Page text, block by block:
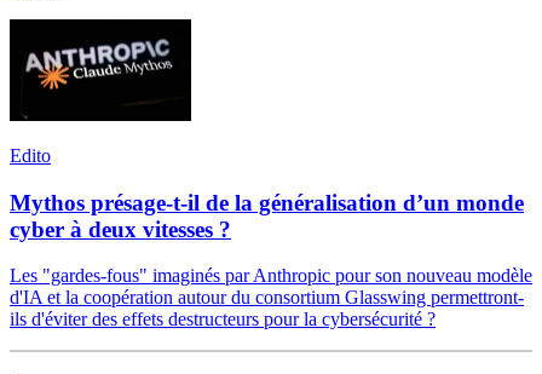
Edito
Mythos présage-t-il de la généralisation d’un monde
cyber à deux vitesses ?
Les "gardes-fous" imaginés par Anthropic pour son nouveau modèle
d'IA et la coopération autour du consortium Glasswing permettront-
ils d'éviter des effets destructeurs pour la cybersécurité ?